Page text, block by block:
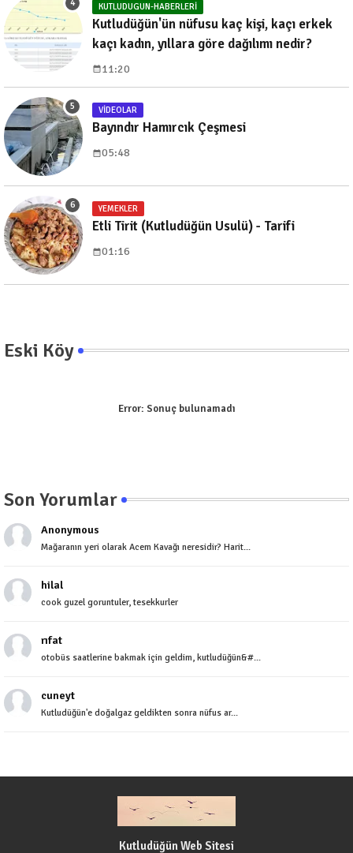
KUTLUDUGUN-HABERLERI
Kutludüğün'ün nüfusu kaç kişi, kaçı erkek
kaçı kadın, yıllara göre dağılımı nedir?
11:20
VIDEOLAR
Bayındır Hamırcık Çeşmesi
05:48
YEMEKLER
Etli Tirit (Kutludüğün Usulü) - Tarifi
01:16
Eski Köy
Error: Sonuç bulunamadı
Son Yorumlar
Anonymous
Mağaranın yeri olarak Acem Kavağı neresidir? Harit...
hilal
cook guzel goruntuler, tesekkurler
rıfat
otobüs saatlerine bakmak için geldim, kutludüğün&#...
cuneyt
Kutludüğün'e doğalgaz geldikten sonra nüfus ar...
Kutludüğün Web Sitesi